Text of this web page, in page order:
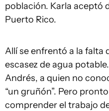
población. Karla aceptó
Puerto Rico.
Allí se enfrentó a la falta
escasez de agua
Andrés, a quien no
“un gruñón”. Pero
comprender el trabajo